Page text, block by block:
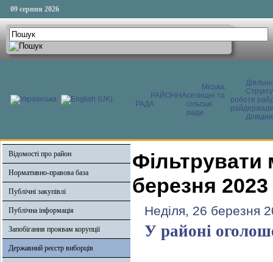
09 серпня 2026
РАЙОННА
РАДА
Міська,
селищні та
сільські
ради
роботи
Відомості про район
Нормативно-правова база
Публічні закупівлі
Публічна інформація
Запобігання проявам корупції
Державний реєстр виборців
Фільтрувати
березня 2023
Неділя, 26 березня
У районі